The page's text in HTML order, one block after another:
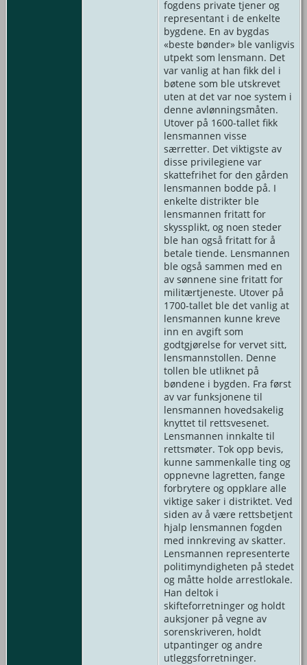
fogdens private tjener og
representant i de enkelte
bygdene. En av bygdas
«beste bønder» ble vanligvis
utpekt som lensmann. Det
var vanlig at han fikk del i
bøtene som ble utskrevet
uten at det var noe system i
denne avlønningsmåten.
Utover på 1600-tallet fikk
lensmannen visse
særretter. Det viktigste av
disse privilegiene var
skattefrihet for den gården
lensmannen bodde på. I
enkelte distrikter ble
lensmannen fritatt for
skyssplikt, og noen steder
ble han også fritatt for å
betale tiende. Lensmannen
ble også sammen med en
av sønnene sine fritatt for
militærtjeneste. Utover på
1700-tallet ble det vanlig at
lensmannen kunne kreve
inn en avgift som
godtgjørelse for vervet sitt,
lensmannstollen. Denne
tollen ble utliknet på
bøndene i bygden. Fra først
av var funksjonene til
lensmannen hovedsakelig
knyttet til rettsvesenet.
Lensmannen innkalte til
rettsmøter. Tok opp bevis,
kunne sammenkalle ting og
oppnevne lagretten, fange
forbrytere og oppklare alle
viktige saker i distriktet. Ved
siden av å være rettsbetjent
hjalp lensmannen fogden
med innkreving av skatter.
Lensmannen representerte
politimyndigheten på stedet
og måtte holde arrestlokale.
Han deltok i
skifteforretninger og holdt
auksjoner på vegne av
sorenskriveren, holdt
utpantinger og andre
utleggsforretninger.